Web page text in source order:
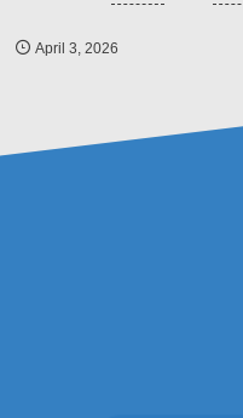
April 3 ,2026